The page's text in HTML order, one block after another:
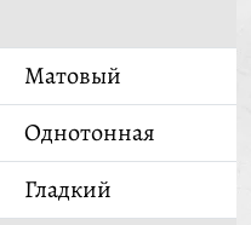
Матовый
Однотонная
Гладкий